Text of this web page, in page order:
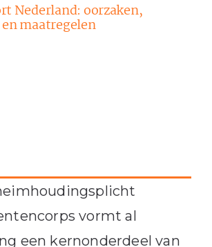
Nederland: oorzaken,
maatregelen
vormt al
een kernonderdeel van